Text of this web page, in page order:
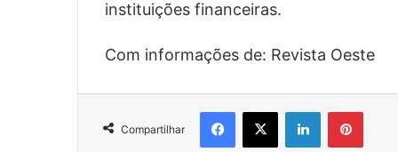
instituições financeiras.
Com informações de: Revista Oeste
Compartilhar
Facebook
X Linkedin